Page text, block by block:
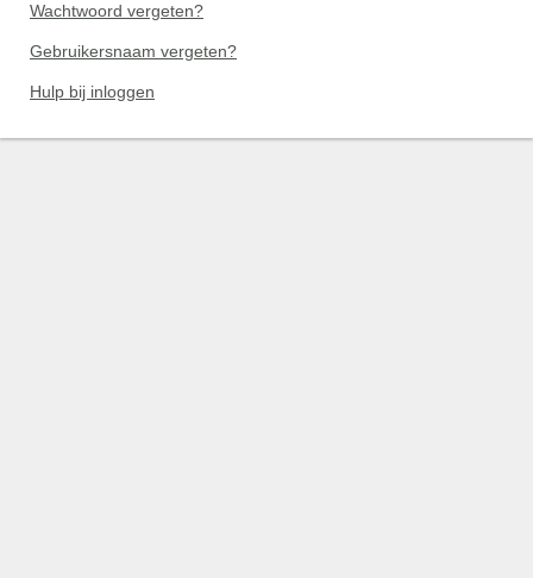
Wachtwoord vergeten?
Gebruikersnaam vergeten?
Hulp bij inloggen